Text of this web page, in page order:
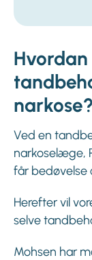
narkose?
Ved en
narkoselæge,
får bedøvelse
Herefter vil
selve
Mohsen har